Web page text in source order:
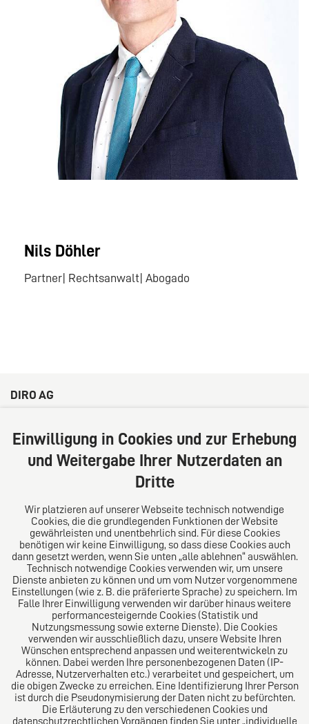
Nils Döhler
Partner| Rechtsanwalt| Abogado
DIRO AG
20354 Hamburg
Deutschland
Tel: +49 (0) 40 41352231
Über uns
Das Kanzlei-Vertrauensnetzwerk. Aus Europa für die
Welt. Für den erfolgreichen Mittelstand.
Folgen Sie uns auf
Das europäische Kanzlei-Netzwerk
Einwilligung in Cookies und zur Erhebung
und Weitergabe Ihrer Nutzerdaten an
Dritte
Wir platzieren auf unserer Webseite technisch notwendige
Cookies, die die grundlegenden Funktionen der Website
gewährleisten und unentbehrlich sind. Für diese Cookies
benötigen wir keine Einwilligung, so dass diese Cookies auch
dann gesetzt werden, wenn Sie unten „alle ablehnen“ auswählen.
Technisch notwendige Cookies verwenden wir, um unsere
Dienste anbieten zu können und um vom Nutzer vorgenommene
Einstellungen (wie z. B. die präferierte Sprache) zu speichern. Im
Falle Ihrer Einwilligung verwenden wir darüber hinaus weitere
performancesteigernde Cookies (Statistik und
Nutzungsmessung sowie externe Dienste). Die Cookies
verwenden wir ausschließlich dazu, unsere Website Ihren
Wünschen entsprechend anpassen und weiterentwickeln zu
können. Dabei werden Ihre personenbezogenen Daten (IP-
Adresse, Nutzerverhalten etc.) verarbeitet und gespeichert, um
die obigen Zwecke zu erreichen. Eine Identifizierung Ihrer Person
ist durch die Pseudonymisierung der Daten nicht zu befürchten.
Die Erläuterung zu den verschiedenen Cookies und
datenschutzrechtlichen Vorgängen finden Sie unter „individuelle